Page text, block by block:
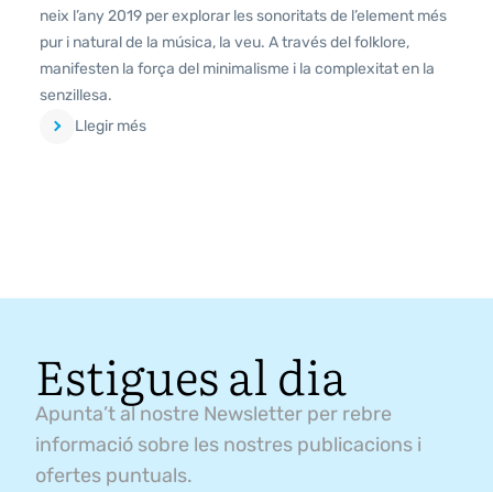
neix l’any 2019 per explorar les sonoritats de l’element més
pur i natural de la música, la veu. A través del folklore,
manifesten la força del minimalisme i la complexitat en la
senzillesa.
Llegir més
Estigues al dia
Apunta’t al nostre Newsletter per rebre
informació sobre les nostres publicacions i
ofertes puntuals.